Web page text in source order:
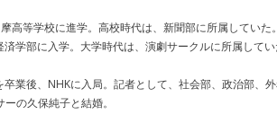
高等学校に進学。高校時代は、新聞部に所属していた
学部に入学。大学時代は、演劇サークルに所属して
業後、NHKに入局。記者として、社会部、政治部、
の久保純子と結婚。